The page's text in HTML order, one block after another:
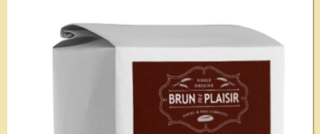
Voir le détail